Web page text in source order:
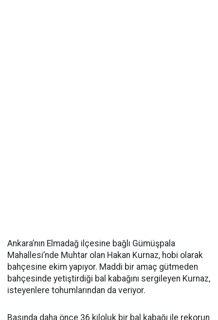
Ankara’nın Elmadağ ilçesine bağlı Gümüşpala
Mahallesi’nde Muhtar olan Hakan Kurnaz, hobi olarak
bahçesine ekim yapıyor. Maddi bir amaç gütmeden
bahçesinde yetiştirdiği bal kabağını sergileyen Kurnaz,
isteyenlere tohumlarından da veriyor.
Basında daha önce 36 kiloluk bir bal kabağı ile rekorun